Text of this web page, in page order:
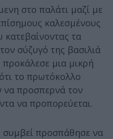
στο παλάτι μαζί με
καλεσμένους
τα
σύζυγό της βασιλιά
προκάλεσε μια μικρή
το πρωτόκολλο
να προσπερνά τον
να προπορεύεται.
συμβεί προσπάθησε να